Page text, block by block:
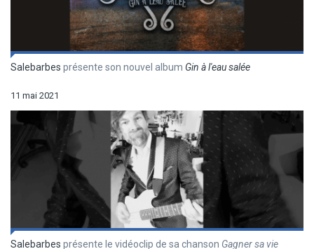
Salebarbes présente son nouvel album Gin à l'eau salée
11 mai 2021
Salebarbes présente le vidéoclip de sa chanson Gagner sa vie